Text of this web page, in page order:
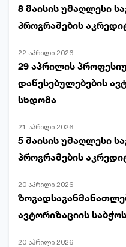
8 მაისის უმაღლესი
პროგრამების
22 აპრილი 2026
29 აპრილის
დაწესებულებების
სხდომა
21 აპრილი 2026
5 მაისის უმაღლესი
პროგრამების
20 აპრილი 2026
ავტორიზაციის
20 აპრილი 2026